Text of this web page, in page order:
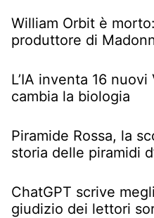
William Orbit è
produttore di
L’IA inventa 16
cambia la biologia
Piramide Rossa, la
storia delle piramidi
ChatGPT scrive
giudizio dei lettori